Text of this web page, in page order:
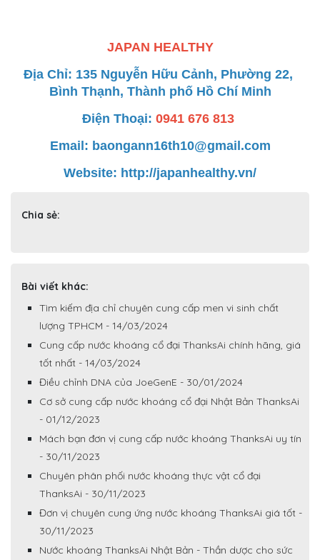
JAPAN HEALTHY
Địa Chỉ: 135 Nguyễn Hữu Cảnh, Phường 22,
Bình Thạnh, Thành phố Hồ Chí Minh
Điện Thoại: 0941 676 813
Email: baongann16th10@gmail.com
Website: http://japanhealthy.vn/
Chia sẻ:
Bài viết khác:
Tìm kiếm địa chỉ chuyên cung cấp men vi sinh chất
lượng TPHCM - 14/03/2024
Cung cấp nước khoáng cổ đại ThanksAi chính hãng, giá
tốt nhất - 14/03/2024
Điều chỉnh DNA của JoeGenE - 30/01/2024
Cơ sở cung cấp nước khoáng cổ đại Nhật Bản ThanksAi
- 01/12/2023
Mách bạn đơn vị cung cấp nước khoáng ThanksAi uy tín
- 30/11/2023
Chuyên phân phối nước khoáng thực vật cổ đại
ThanksAi - 30/11/2023
Đơn vị chuyên cung ứng nước khoáng ThanksAi giá tốt -
30/11/2023
Nước khoáng ThanksAi Nhật Bản - Thần dược cho sức